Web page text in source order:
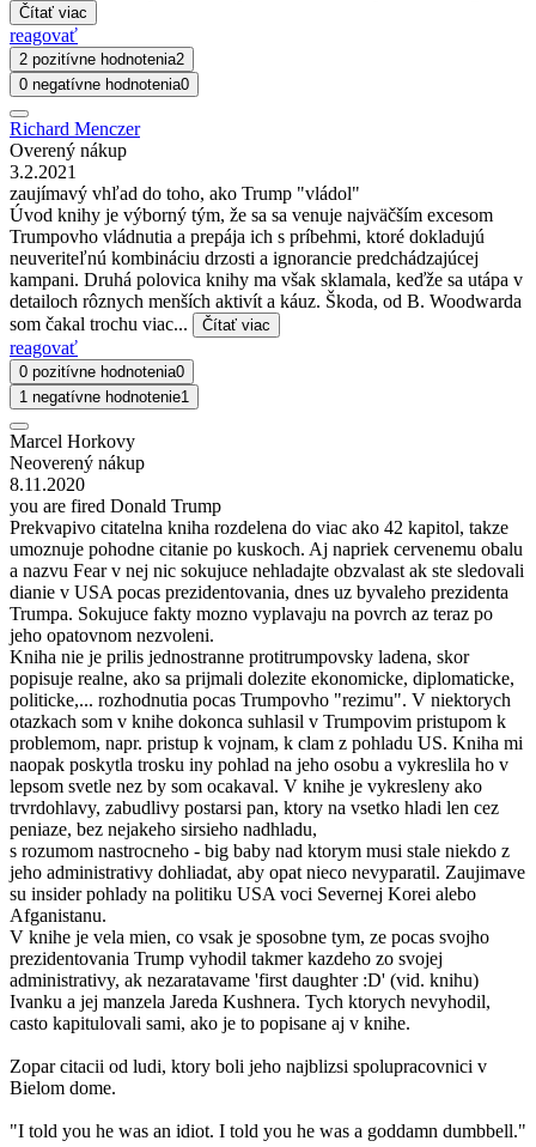
Čítať viac
reagovať
2 pozitívne hodnotenia2
0 negatívne hodnotenia0
Richard Menczer
Overený nákup
3.2.2021
zaujímavý vhľad do toho, ako Trump "vládol"
Úvod knihy je výborný tým, že sa sa venuje najväčším excesom
Trumpovho vládnutia a prepája ich s príbehmi, ktoré dokladujú
neuveriteľnú kombináciu drzosti a ignorancie predchádzajúcej
kampani. Druhá polovica knihy ma však sklamala, keďže sa utápa v
detailoch rôznych menších aktivít a káuz. Škoda, od B. Woodwarda
som čakal trochu viac...
Čítať viac
reagovať
0 pozitívne hodnotenia0
1 negatívne hodnotenie1
Marcel Horkovy
Neoverený nákup
8.11.2020
you are fired Donald Trump
Prekvapivo citatelna kniha rozdelena do viac ako 42 kapitol, takze
umoznuje pohodne citanie po kuskoch. Aj napriek cervenemu obalu
a nazvu Fear v nej nic sokujuce nehladajte obzvalast ak ste sledovali
dianie v USA pocas prezidentovania, dnes uz byvaleho prezidenta
Trumpa. Sokujuce fakty mozno vyplavaju na povrch az teraz po
jeho opatovnom nezvoleni.
Kniha nie je prilis jednostranne protitrumpovsky ladena, skor
popisuje realne, ako sa prijmali dolezite ekonomicke, diplomaticke,
politicke,... rozhodnutia pocas Trumpovho "rezimu". V niektorych
otazkach som v knihe dokonca suhlasil v Trumpovim pristupom k
problemom, napr. pristup k vojnam, k clam z pohladu US. Kniha mi
naopak poskytla trosku iny pohlad na jeho osobu a vykreslila ho v
lepsom svetle nez by som ocakaval. V knihe je vykresleny ako
trvrdohlavy, zabudlivy postarsi pan, ktory na vsetko hladi len cez
peniaze, bez nejakeho sirsieho nadhladu,
s rozumom nastrocneho - big baby nad ktorym musi stale niekdo z
jeho administrativy dohliadat, aby opat nieco nevyparatil. Zaujimave
su insider pohlady na politiku USA voci Severnej Korei alebo
Afganistanu.
V knihe je vela mien, co vsak je sposobne tym, ze pocas svojho
prezidentovania Trump vyhodil takmer kazdeho zo svojej
administrativy, ak nezaratavame 'first daughter :D' (vid. knihu)
Ivanku a jej manzela Jareda Kushnera. Tych ktorych nevyhodil,
casto kapitulovali sami, ako je to popisane aj v knihe.
Zopar citacii od ludi, ktory boli jeho najblizsi spolupracovnici v
Bielom dome.
"I told you he was an idiot. I told you he was a goddamn dumbbell."